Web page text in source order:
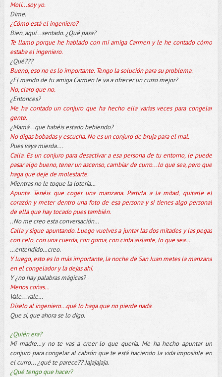
Moli...soy yo.
Dime.
¿Cómo está el ingeniero?
Bien, aquí...sentado. ¿Qué pasa?
Te llamo porque he hablado con mi amiga Carmen y le he contado cómo
estaba el ingeniero.
¿Qué???
Bueno, eso no es lo importante. Tengo la solución para su problema.
¿El marido de tu amiga Carmen le va a ofrecer un curro mejor?
No, claro que no.
¿Entonces?
Me ha contado un conjuro que ha hecho ella varias veces para congelar
gente.
¿Mamá...que habéis estado bebiendo?
No digas bobadas y escucha. No es un conjuro de bruja para el mal.
Pues vaya mierda….
Calla. Es un conjuro para desactivar a esa persona de tu entorno, le puede
pasar algo bueno, tener un ascenso, cambiar de curro...lo que sea, pero que
haga que deje de molestarte.
Mientras no le toque la lotería…
Apunta. Tenéis que coger una manzana. Partirla a la mitad, quitarle el
corazón y meter dentro una foto de esa persona y si tienes algo personal
de ella que hay tocado pues también.
..No me creo esta conversación…
Calla y sigue apuntando. Luego vuelves a juntar las dos mitades y las pegas
con celo, con una cuerda, con goma, con cinta aislante, lo que sea…
…entendido…creo.
Y luego, esto es lo más importante, la noche de San Juan metes la manzana
en el congelador y la dejas ahí.
Y ¿no hay palabras mágicas?
Menos coñas…
Vale...vale…
Díselo al ingeniero…qué lo haga que no pierde nada.
Que si, que ahora se lo digo.
¿Quién era?
Mi madre…y no te vas a creer lo que quería. Me ha hecho apuntar un
conjuro para congelar al cabrón que te está haciendo la vida imposible en
el curro... ¿qué te parece?? Jajajajaja.
¿Qué tengo que hacer?